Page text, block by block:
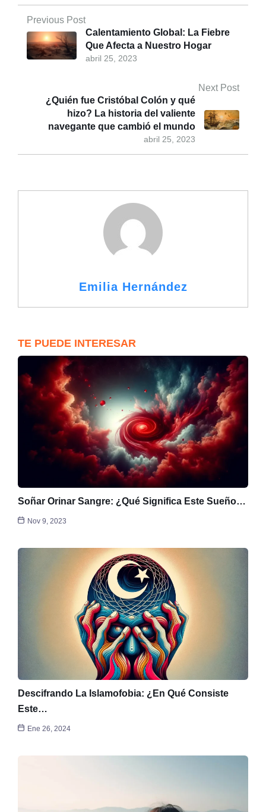
Previous Post
abril 25, 2023
Calentamiento Global: La Fiebre
Que Afecta a Nuestro Hogar
Next Post
abril 25, 2023
¿Quién fue Cristóbal Colón y qué
hizo? La historia del valiente
navegante que cambió el mundo
Emilia Hernández
TE PUEDE INTERESAR
Soñar Orinar Sangre: ¿Qué Significa Este Sueño…
Nov 9, 2023
Descifrando La Islamofobia: ¿En Qué Consiste
Este…
Ene 26, 2024